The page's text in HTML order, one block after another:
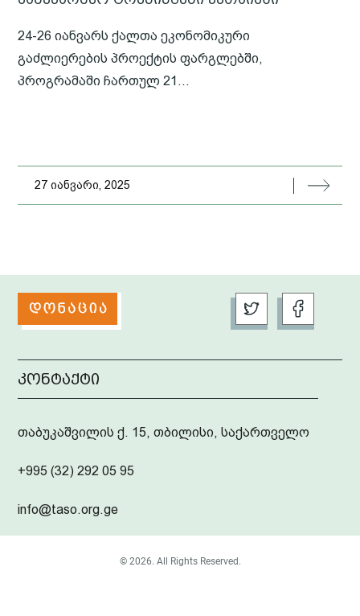
24-26 იანვარს ქალთა ეკონომიკური
გაძლიერების პროექტის ფარგლებში,
პროგრამაში ჩართულ 21...
27 იანვარი, 2025
კონტაქტი
თაბუკაშვილის ქ. 15, თბილისი, საქართველო
+995 (32) 292 05 95
info@taso.org.ge
© 2026. All Rights Reserved.